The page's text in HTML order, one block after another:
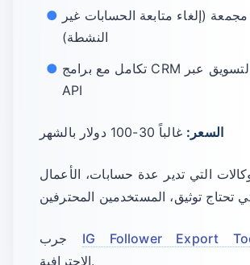
(إلغاء متابعة الحسابات غير
النشطة)
تكامل مع برامج CRM أو أدوات التسويق عبر
API
السعر: غالباً 30-100 دولار بالشهر
التي تدير عدة حسابات، الأعمال
IG Follower Export
الاحترافية.